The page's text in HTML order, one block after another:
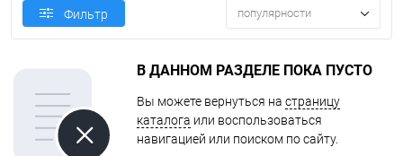
Фильтр популярности
В ДАННОМ РАЗДЕЛЕ ПОКА ПУСТО
Вы можете вернуться на страницу
каталога или воспользоваться
навигацией или поиском по сайту.